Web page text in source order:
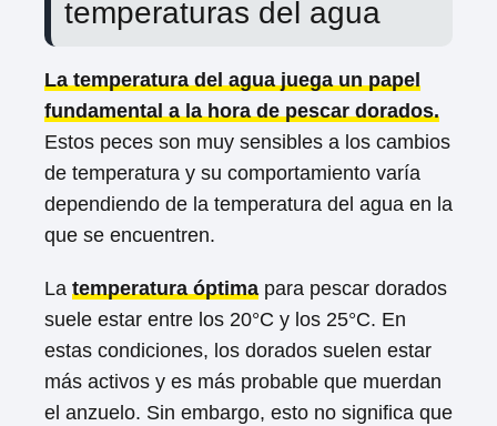
temperaturas del agua
La temperatura del agua juega un papel
fundamental a la hora de pescar dorados.
Estos peces son muy sensibles a los cambios
de temperatura y su comportamiento varía
dependiendo de la temperatura del agua en la
que se encuentren.
La temperatura óptima para pescar dorados
suele estar entre los 20°C y los 25°C. En
estas condiciones, los dorados suelen estar
más activos y es más probable que muerdan
el anzuelo. Sin embargo, esto no significa que